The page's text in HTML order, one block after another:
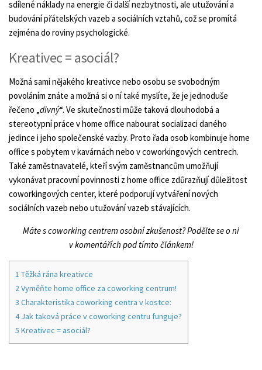
sdílené náklady na energie či další nezbytnosti, ale utužování a
budování přátelských vazeb a sociálních vztahů, což se promítá
zejména do roviny psychologické.
Kreativec = asociál?
Možná sami nějakého kreativce nebo osobu se svobodným
povoláním znáte a možná si o ní také myslíte, že je jednoduše
řečeno „divný“. Ve skutečnosti může taková dlouhodobá a
stereotypní práce v home office nabourat socializaci daného
jedince i jeho společenské vazby. Proto řada osob kombinuje home
office s pobytem v kavárnách nebo v coworkingových centrech.
Také zaměstnavatelé, kteří svým zaměstnancům umožňují
vykonávat pracovní povinnosti z home office zdůrazňují důležitost
coworkingových center, které podporují vytváření nových
sociálních vazeb nebo utužování vazeb stávajících.
Máte s coworking centrem osobní zkušenost? Podělte se o ni
v komentářích pod tímto článkem!
1 Těžká rána kreativce
2Vyměňte home office za coworking centrum!
3 Charakteristika coworking centra v kostce:
4Jak taková práce v coworking centru funguje?
5 Kreativec = asociál?